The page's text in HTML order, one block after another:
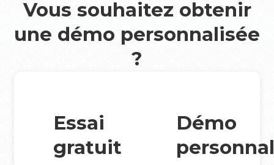
Vous souhaitez obtenir
une démo personnalisée
?
Essai
gratuit
Démo